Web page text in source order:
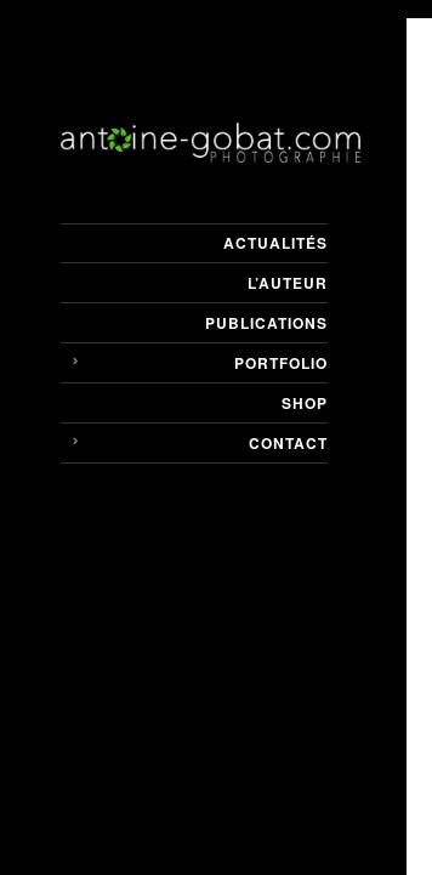
ACTUALITÉS
L’AUTEUR
PUBLICATIONS
PORTFOLIO
SHOP
CONTACT